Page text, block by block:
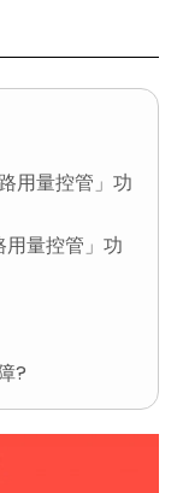
用量控管」功
量控管」功
?